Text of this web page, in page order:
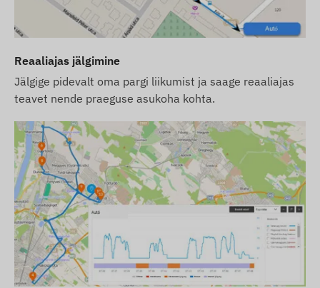
põhinevad tootja avaldatud teabel, mis ei pruugi
alati olla täpne ega vigadeta. Tootja jätab endale
pakendit ilma ette teatamata – sellega seotud
andmete uuendamine meie veebilehel toimub
pärast muudatuste tuvastamist ja hindamist.
Reaaliajas jälgimine
Jälgige pidevalt oma pargi liikumist ja saage reaaliajas
teavet nende praeguse asukoha kohta.